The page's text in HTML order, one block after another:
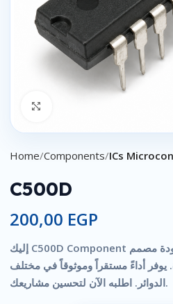
Home Components ICs
C500D
200,00 EGP
إليك C500D Component مكون إلكتروني عالي الجودة مصمم
يوفر أداءً مستقراً وموثوقاً في مختلف
الدوائر. اطلبه الآن لتحسين مشاريعك.